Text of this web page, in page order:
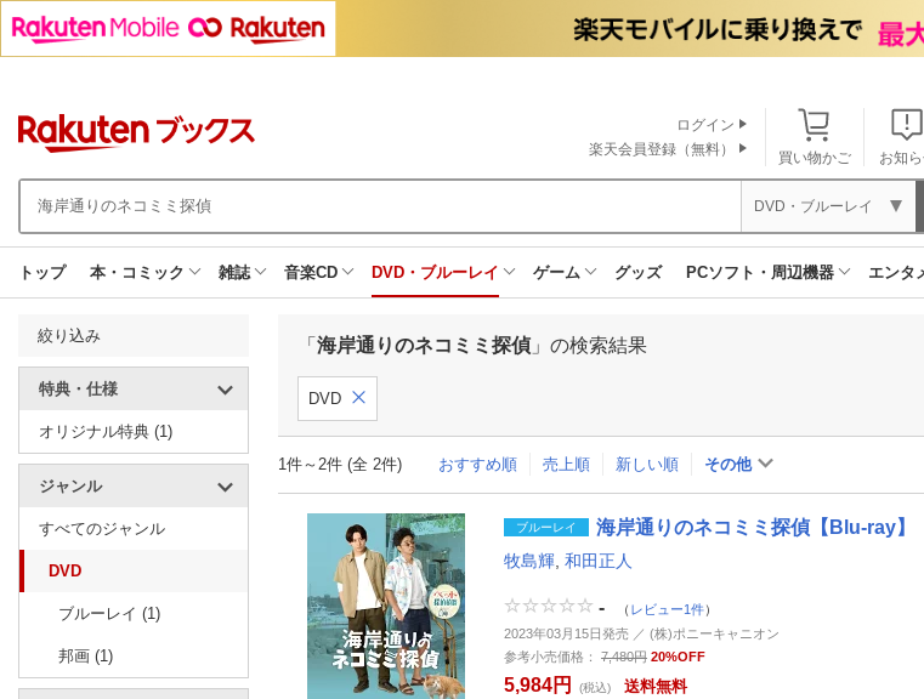
買い物かご お知
ログイン
楽天会員登録（無料）
DVD・ブルーレイ
トップ 本・コミック 雑誌 音楽CD DVD・ブルーレイ ゲーム グッズ PCソフト・周辺機器 エンタ
絞り込み
特典・仕様
オリジナル特典 (1)
ジャンル
すべてのジャンル
DVD
ブルーレイ (1)
邦画 (1)
「 海岸通りのネコミミ探偵 」の検索結果
DVD
1件～2件 (全 2件) おすすめ順 売上順 新しい順 その他
ブルーレイ 海岸通りのネコミミ探偵【Blu-ray】
牧島輝 和田正人
- （ レビュー1件）
2023年03月15日発売 ／ (株)ポニーキャニオン
参考小売価格：
7,480円 20%OFF
5,984円 (税込)
送料無料